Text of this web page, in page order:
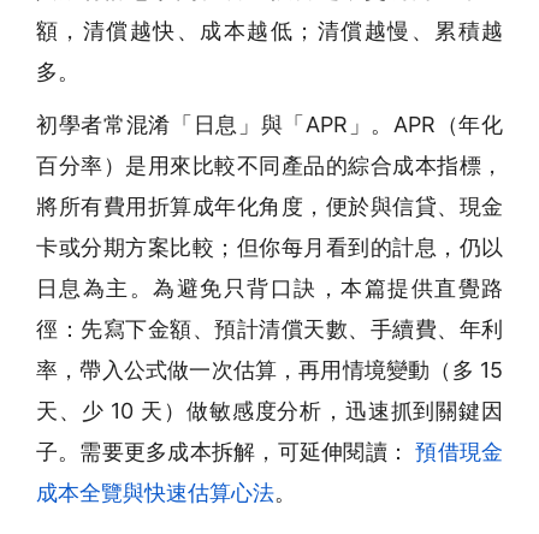
額，清償越快、成本越低；清償越慢、累積越
多。
初學者常混淆「日息」與「APR」。APR（年化
百分率）是用來比較不同產品的綜合成本指標，
將所有費用折算成年化角度，便於與信貸、現金
卡或分期方案比較；但你每月看到的計息，仍以
日息為主。為避免只背口訣，本篇提供直覺路
徑：先寫下金額、預計清償天數、手續費、年利
率，帶入公式做一次估算，再用情境變動（多 15
天、少 10 天）做敏感度分析，迅速抓到關鍵因
子。需要更多成本拆解，可延伸閱讀：
預借現金
成本全覽與快速估算心法。